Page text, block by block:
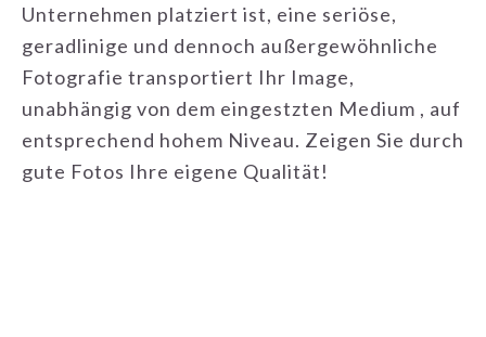
Unternehmen platziert ist, eine seriöse,
geradlinige und dennoch außergewöhnliche
Fotografie transportiert Ihr Image,
unabhängig von dem eingestzten Medium , auf
entsprechend hohem Niveau. Zeigen Sie durch
gute Fotos Ihre eigene Qualität!